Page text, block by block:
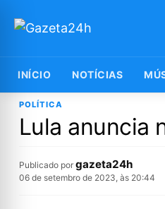
INÍCIO NOTÍCIAS
POLÍTICA
Lula anuncia
Publicado por gazeta24h
06 de setembro de 2023, às 20:44